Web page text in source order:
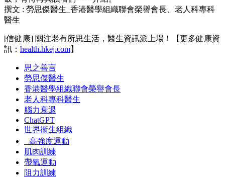
撰文 : 勞思傑醫生_香港醫學組織聯會榮譽會長、老人科專科
醫生
[信健康] 關注老有所思生活，醫生資訊派上場！【更多健康資
訊： health.hkej.com】
思之善言
勞思傑醫生
香港醫學組織聯會榮譽會長
老人科專科醫生
腦力衰退
ChatGPT
世界衞生組織
高強度運動
肌肉訓練
帶氧運動
阻力訓練